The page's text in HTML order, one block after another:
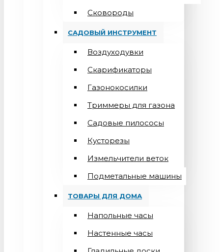
Сковороды
САДОВЫЙ ИНСТРУМЕНТ
Воздуходувки
Скарификаторы
Газонокосилки
Триммеры для газона
Садовые пилососы
Кусторезы
Измельчители веток
Подметальные машины
ТОВАРЫ ДЛЯ ДОМА
Напольные часы
Настенные часы